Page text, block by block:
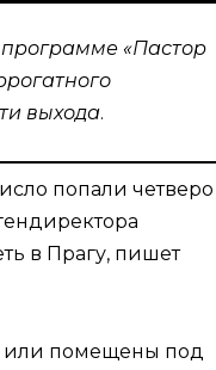
«Пастор
выхода.
попали четверо
в Прагу, пишет
или помещены под